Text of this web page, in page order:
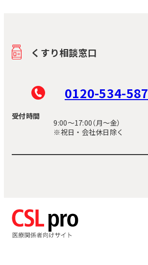
くすり相談窓口
0120-534-587
受付時間
9:00〜17:00（月～金）
※祝日・会社休日除く